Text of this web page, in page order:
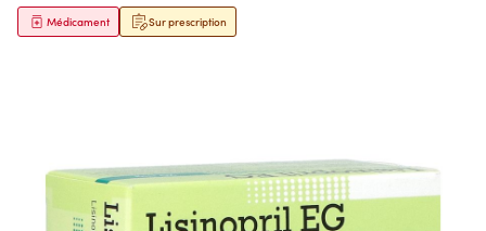
Sur prescription
Médicament